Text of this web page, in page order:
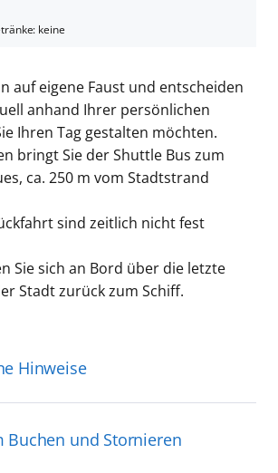
keine
auf eigene Faust und entscheiden
anhand Ihrer persönlichen
Ihren Tag gestalten möchten.
bringt Sie der Shuttle Bus zum
ca. 250 m vom Stadtstrand
sind zeitlich nicht fest
Sie sich an Bord über die letzte
Stadt zurück zum Schiff.
Hinweise
Reiseleiter:innen sind
Buchen und Stornieren